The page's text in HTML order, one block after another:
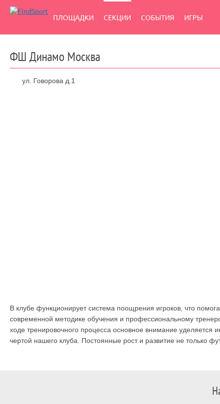
ПЛОЩАДКИ СЕКЦИИ СОБЫТИЯ ИГРЫ
ФШ Динамо Москва
ул. Говорова д.1
В клубе функционирует система поощрения игроков, что
современной методике обучения и профессиональному
ходе тренировочного процесса основное внимание уделяется
чертой нашего клуба. Постоянные рост и развитие не только